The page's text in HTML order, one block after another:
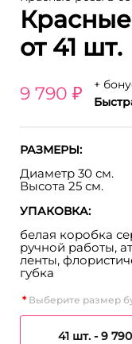
от 41 шт.
9 790 ₽ +
РАЗМЕРЫ:
Диаметр 30 см.
Высота 25 см.
УПАКОВКА:
белая коробка
ручной работы,
ленты,
губка
Выберите размер
41 шт. -9